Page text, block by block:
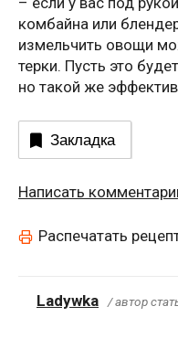
комбайна или
измельчить овощи
терки. Пусть это
но такой же
Закладка
Написать
Распечатать
Ladywka / автор